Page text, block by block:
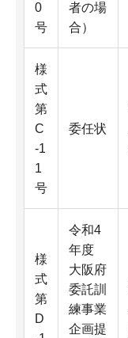
0
号
者の場
合）
様
式
第
C
-1
1
号
委任状
様
式
第
D
令和4
年度
大阪府
委託訓
練事業
企画提